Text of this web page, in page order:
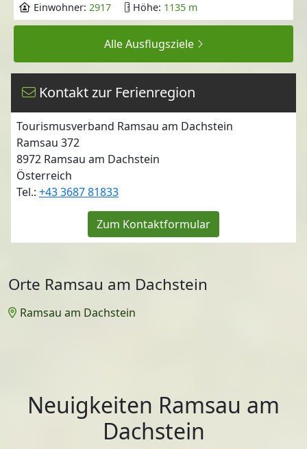
Einwohner: 2917 Höhe: 1135 m
Alle Ausflugsziele
Kontakt zur Ferienregion
Tourismusverband Ramsau am Dachstein
Ramsau 372
8972 Ramsau am Dachstein
Österreich
Tel.: +43 3687 81833
Zum Kontaktformular
Orte Ramsau am Dachstein
Ramsau am Dachstein
Neuigkeiten Ramsau am
Dachstein